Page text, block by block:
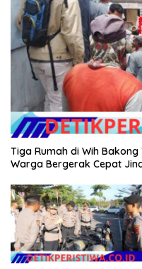
Tiga Rumah di Wih
Warga Bergerak Cepat